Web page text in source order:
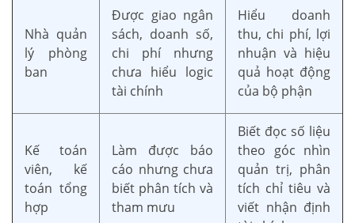
Nhà quản
lý phòng
ban
Được giao ngân
sách, doanh số,
chi phí nhưng
chưa hiểu logic
tài chính
Hiểu doanh
thu, chi phí, lợi
nhuận và hiệu
quả hoạt động
của bộ phận
Kế toán
viên, kế
toán tổng
hợp
Làm được báo
cáo nhưng chưa
biết phân tích và
tham mưu
Biết đọc số liệu
theo góc nhìn
quản trị, phân
tích chỉ tiêu và
viết nhận định